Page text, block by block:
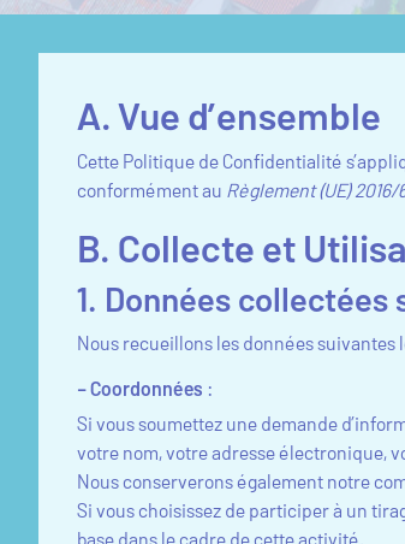
A. Vue d’ensemble
Cette Politique de Confidentialité
conformément au Règlement (UE) 2016/
B. Collecte et
1. Données
Nous recueillons les données suivantes
– Coordonnées :
Si vous soumettez une demande
votre nom, votre adresse électronique,
Nous conserverons également notre
Si vous choisissez de participer à un
base dans le cadre de cette activité.